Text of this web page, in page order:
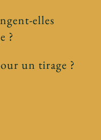
elles
?
un tirage ?